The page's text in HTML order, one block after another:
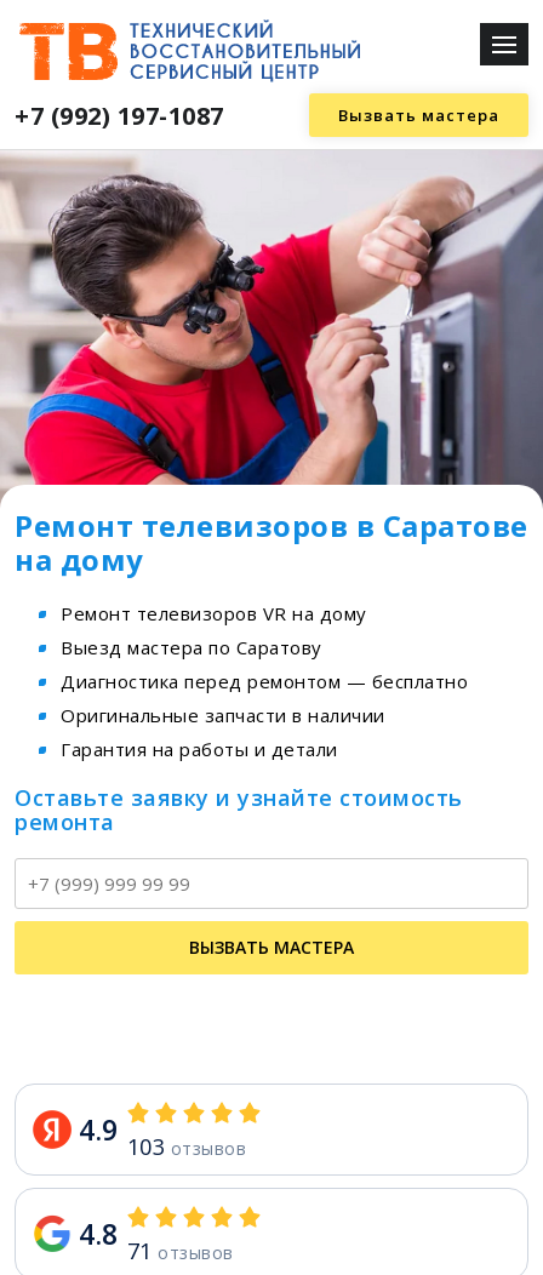
+7 (992) 197-1087 Вызвать мастера
Ремонт телевизоров в Саратове
на дому
Ремонт телевизоров VR на дому
Выезд мастера по Саратову
Диагностика перед ремонтом — бесплатно
Оригинальные запчасти в наличии
Гарантия на работы и детали
Оставьте заявку и узнайте стоимость
ремонта
ВЫЗВАТЬ МАСТЕРА
4.9 103 отзывов
4.8 71 отзывов